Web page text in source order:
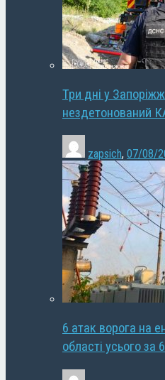
Три дні у
нездетонований
zapsich, 07/08/
6 атак ворога на
області усього за